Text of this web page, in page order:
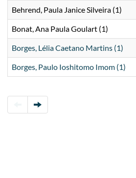
Behrend, Paula Janice Silveira (1)
Bonat, Ana Paula Goulart (1)
Borges, Lélia Caetano Martins (1)
Borges, Paulo Ioshitomo Imom (1)